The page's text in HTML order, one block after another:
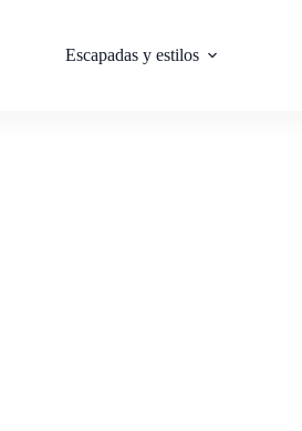
Escapadas y estilos